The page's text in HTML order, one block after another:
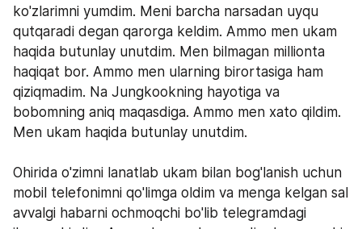
ko'zlarimni yumdim. Meni barcha narsadan uyqu
qutqaradi degan qarorga keldim. Ammo men ukam
haqida butunlay unutdim. Men bilmagan millionta
haqiqat bor. Ammo men ularning birortasiga ham
qiziqmadim. Na Jungkookning hayotiga va
bobomning aniq maqasdiga. Ammo men xato qildim.
Men ukam haqida butunlay unutdim.
Ohirida o'zimni lanatlab ukam bilan bog'lanish uchun
mobil telefonimni qo'limga oldim va menga kelgan sal
avvalgi habarni ochmoqchi bo'lib telegramdagi